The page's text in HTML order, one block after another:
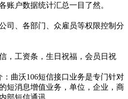
账户数据统计汇总一目了然。
司、各部门、众雇员等权限控制分
，工资条，生日祝福，会员日祝
曲沃106短信接口业务是专门针对
短消息增值业务，单位，企业，商
部短信通讯，